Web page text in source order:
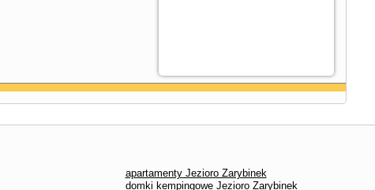
apartamenty Jezioro Zarybinek
domki kempingowe Jezioro Zarybinek